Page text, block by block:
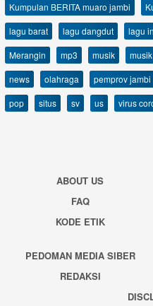
Kumpulan BERITA muaro jambi
lagu barat
lagu dangdut lagu
Merangin
mp3 musik
news
olahraga pemprov jambi
pop
situs sv us virus
ABOUT US
FAQ
KODE ETIK
PEDOMAN MEDIA SIBER
REDAKSI